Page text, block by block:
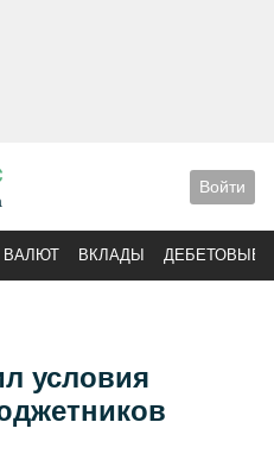
Войти
ВАЛЮТ ВКЛАДЫ ДЕБЕТОВЫЕ
условия